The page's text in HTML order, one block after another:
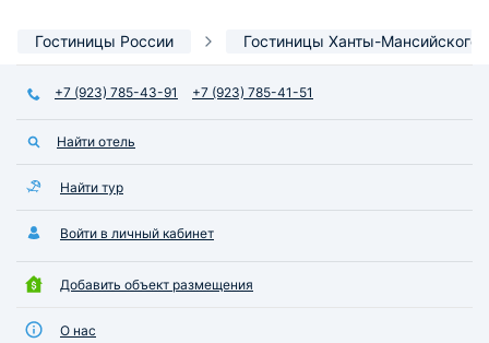
Гостиницы России Гостиницы Ханты-Мансийского
+7 (923) 785-43-91 +7 (923) 785-41-51
Найти отель
Найти тур
Войти в личный кабинет
Добавить объект размещения
О нас